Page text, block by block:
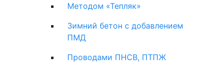
Методом «Тепляк»
Зимний бетон с добавлением
ПМД
Проводами ПНСВ, ПТПЖ